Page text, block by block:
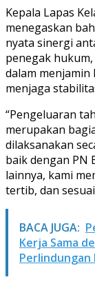
Kepala Lapas
menegaskan
nyata sinergi
penegak
dalam
menjaga
“Pengeluaran
merupakan
dilaksanakan
baik dengan PN
lainnya, kami
tertib, dan
BACA JUGA:
Kerja Sama
Perlindungan